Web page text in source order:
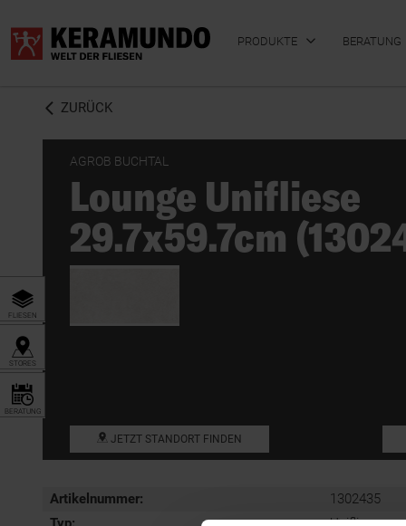
PRODUKTE
BADFLIESEN KÜCHENFLIESEN
BERATUNG
ZURÜCK
AGROB BUCHTAL
Lounge Unifliese
29.7x59.7cm
JETZT STANDORT FINDEN
Artikelnummer:
1302435
FLIESEN
STORES
BERATUNG